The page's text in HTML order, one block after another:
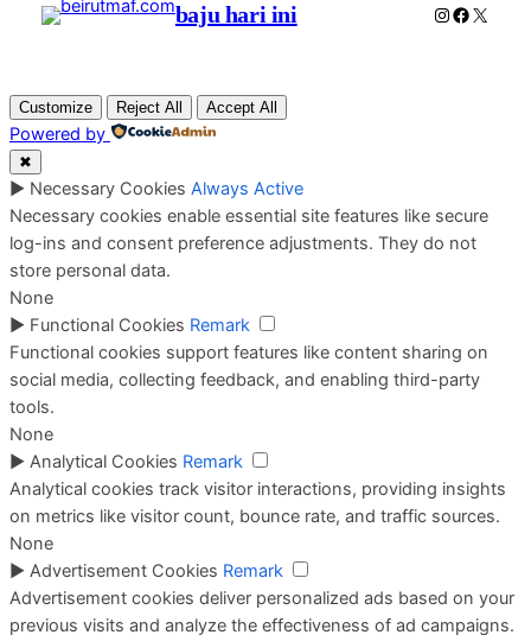
baju hari ini Instagram
X
Customize Reject All Accept All
Powered by
✖
► Necessary Cookies Always Active
Necessary cookies enable essential site features like secure
log-ins and consent preference adjustments. They do not
store personal data.
None
► Functional Cookies Remark
Functional cookies support features like content sharing on
social media, collecting feedback, and enabling third-party
tools.
None
► Analytical Cookies Remark
Analytical cookies track visitor interactions, providing insights
on metrics like visitor count, bounce rate, and traffic sources.
None
► Advertisement Cookies Remark
Advertisement cookies deliver personalized ads based on your
previous visits and analyze the effectiveness of ad campaigns.